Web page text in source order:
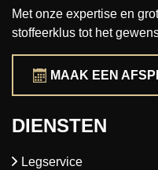
Met onze expertise en
stoffeerklus tot het
MAAK EEN
DIENSTEN
Legservice